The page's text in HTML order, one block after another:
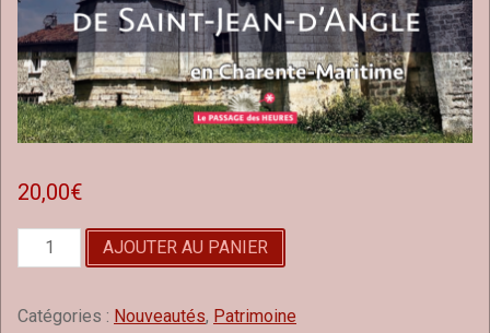
20,00€
quantité
de
Saint-
AJOUTER AU PANIER
Catégories : Nouveautés, Patrimoine